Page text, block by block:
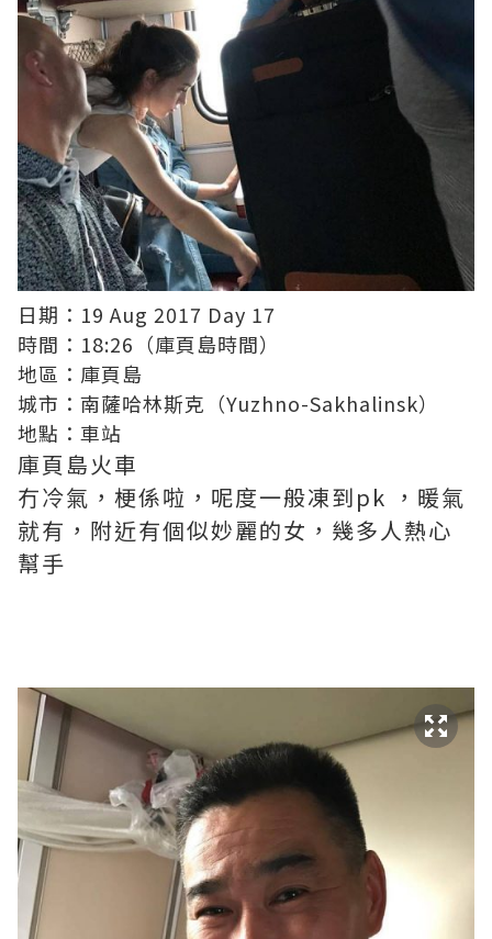
日期：19 Aug 2017 Day 17
時間：18:26（庫頁島時間）
地區：庫頁島
城市：南薩哈林斯克（Yuzhno-Sakhalinsk）
地點：車站
庫頁島火車
冇冷氣，梗係啦，呢度一般凍到pk ，暖氣
就有，附近有個似妙麗的女，幾多人熱心
幫手